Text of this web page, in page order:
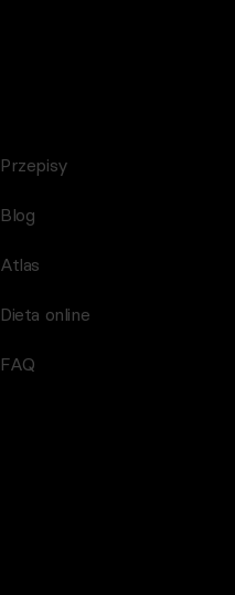
Przepisy
Blog
Atlas
Dieta online
FAQ